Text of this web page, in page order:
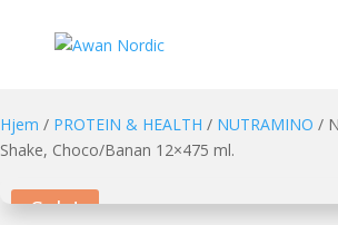
Hjem / PROTEIN & HEALTH / NUTRAMINO /
Shake, Choco/Banan 12×475 ml.
Sale!